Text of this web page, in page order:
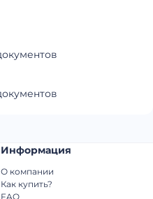
Информация
О компании
Как купить?
FAQ